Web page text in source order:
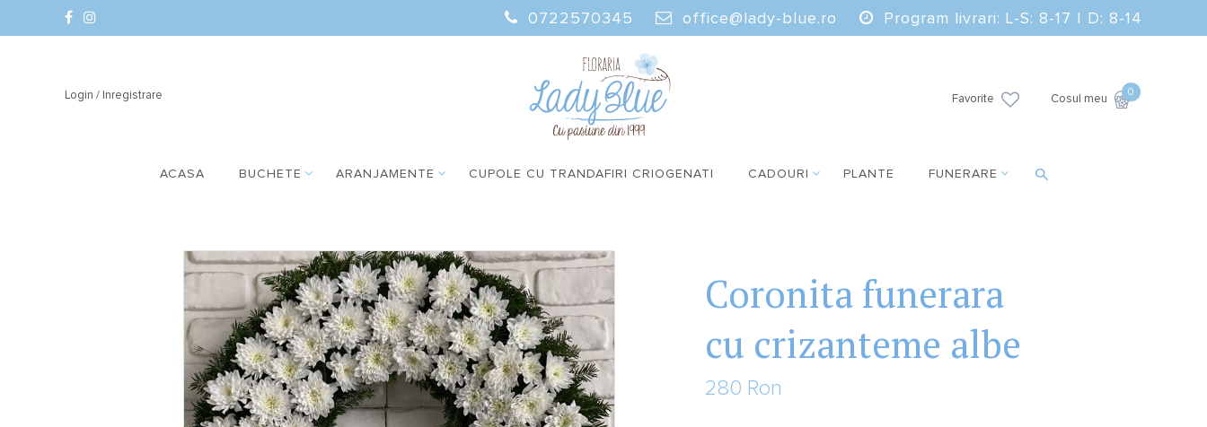
0722570345 office@lady-blue.ro Program livrari: L-S: 8-17 | D: 8-14
Login / Inregistrare Favorite Cosul meu
0
ACASA BUCHETE ARANJAMENTE CUPOLE CU TRANDAFIRI CRIOGENATI CADOURI PLANTE FUNERARE
Coronita funerara
cu crizanteme albe
280 Ron